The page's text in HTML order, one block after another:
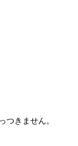
つきません。